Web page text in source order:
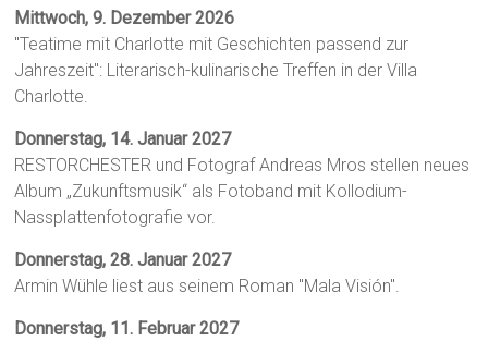
Mittwoch, 9. Dezember 2026
"Teatime mit Charlotte mit Geschichten passend zur
Jahreszeit": Literarisch-kulinarische Treffen in der Villa
Charlotte.
Donnerstag, 14. Januar 2027
RESTORCHESTER und Fotograf Andreas Mros stellen neues
Album „Zukunftsmusik“ als Fotoband mit Kollodium-
Nassplattenfotografie vor.
Donnerstag, 28. Januar 2027
Armin Wühle liest aus seinem Roman "Mala Visión".
Donnerstag, 11. Februar 2027